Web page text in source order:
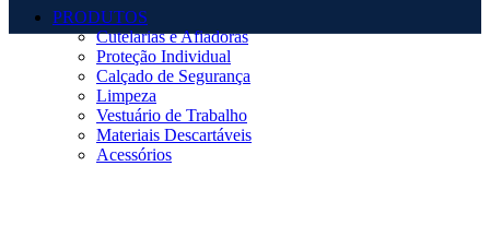
PRODUTOS
Cutelarias e Afiadoras
Proteção Individual
Calçado de Segurança
Limpeza
Vestuário de Trabalho
Materiais Descartáveis
Acessórios